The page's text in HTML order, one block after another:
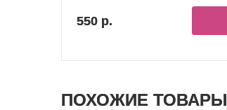
550 р.
ПОХОЖИЕ ТОВАРЫ